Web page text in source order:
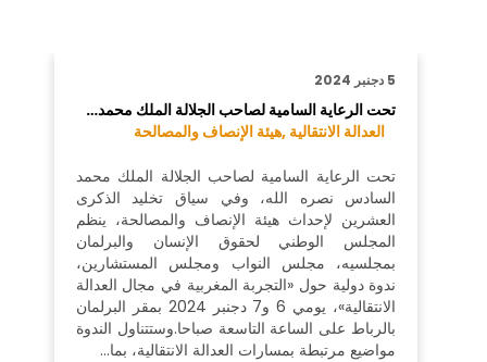
5 دجنبر 2024
تحت الرعاية السامية لصاحب الجلالة الملك محمد…
العدالة الانتقالية ,هيئة الإنصاف والمصالحة
تحت الرعاية السامية لصاحب الجلالة الملك محمد
السادس نصره الله، وفي سياق تخليد الذكرى
العشرين لإحداث هيئة الإنصاف والمصالحة، ينظم
المجلس الوطني لحقوق الإنسان والبرلمان
بمجلسيه، مجلس النواب ومجلس المستشارين،
ندوة دولية حول «التجربة المغربية في مجال العدالة
الانتقالية»، يومي 6 و7 دجنبر 2024 بمقر البرلمان
بالرباط على الساعة التاسعة صباحا.وستتناول الندوة
مواضيع مرتبطة بمسارات العدالة الانتقالية، بما…